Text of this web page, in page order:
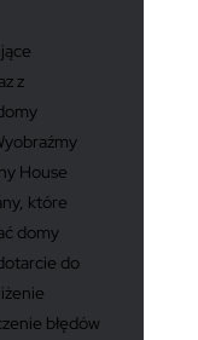
z
House
które
domy
do
błędów